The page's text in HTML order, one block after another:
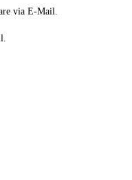
via E-Mail.